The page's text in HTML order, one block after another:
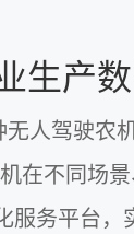
生产
人驾驶
在不同场
务平台